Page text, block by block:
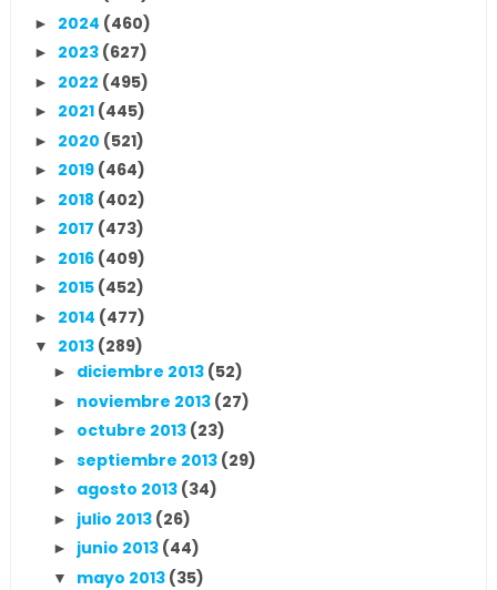
► 2024 (460)
► 2023 (627)
► 2022 (495)
► 2021 (445)
► 2020 (521)
► 2019 (464)
► 2018 (402)
► 2017 (473)
► 2016 (409)
► 2015 (452)
► 2014 (477)
▼ 2013 (289)
► diciembre 2013 (52)
► noviembre 2013 (27)
► octubre 2013 (23)
► septiembre 2013 (29)
► agosto 2013 (34)
► julio 2013 (26)
► junio 2013 (44)
▼ mayo 2013 (35)